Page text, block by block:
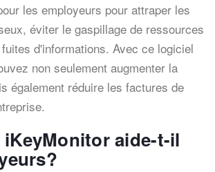
les employeurs pour attraper les
éviter le gaspillage de ressources
d'informations. Avec ce logiciel
non seulement augmenter la
également réduire les factures de
aide-t-il